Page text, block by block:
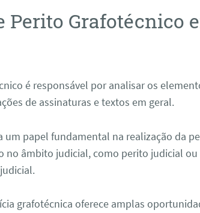
Perito Grafotécnico
é responsável por analisar os
de assinaturas e textos em geral.
um papel fundamental na realização da
no âmbito judicial, como perito judicial
grafotécnica oferece amplas